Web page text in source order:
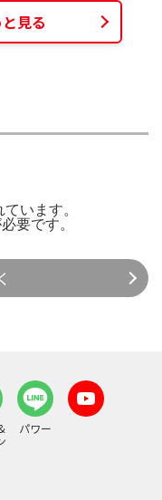
見る
います。
要です。
パワー